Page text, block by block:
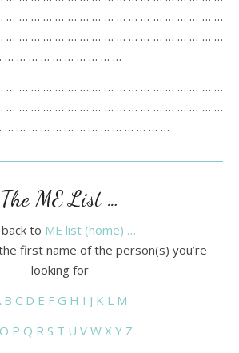
… … … … … … … … … … … … … … … … … …
… … … … … … … … … … … … … … … … … …
… … … … … … … … …
… … … … … … … … … … … … … … … … … …
… … … … … … … … … … … … … … … … … …
… … … … … … … … … … … … …
The ME List …
to ME list (home) …
first name of the person(s) you’re
looking for
B C D E F G H I J K L M
O P Q R S T U V W X Y Z